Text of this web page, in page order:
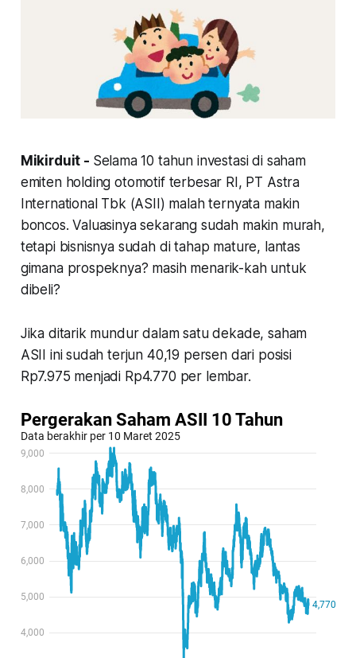
Mikirduit - Selama 10 tahun investasi di saham
emiten holding otomotif terbesar RI, PT Astra
International Tbk (ASII) malah ternyata makin
boncos. Valuasinya sekarang sudah makin murah,
tetapi bisnisnya sudah di tahap mature, lantas
gimana prospeknya? masih menarik-kah untuk
dibeli?
Jika ditarik mundur dalam satu dekade, saham
ASII ini sudah terjun 40,19 persen dari posisi
Rp7.975 menjadi Rp4.770 per lembar.